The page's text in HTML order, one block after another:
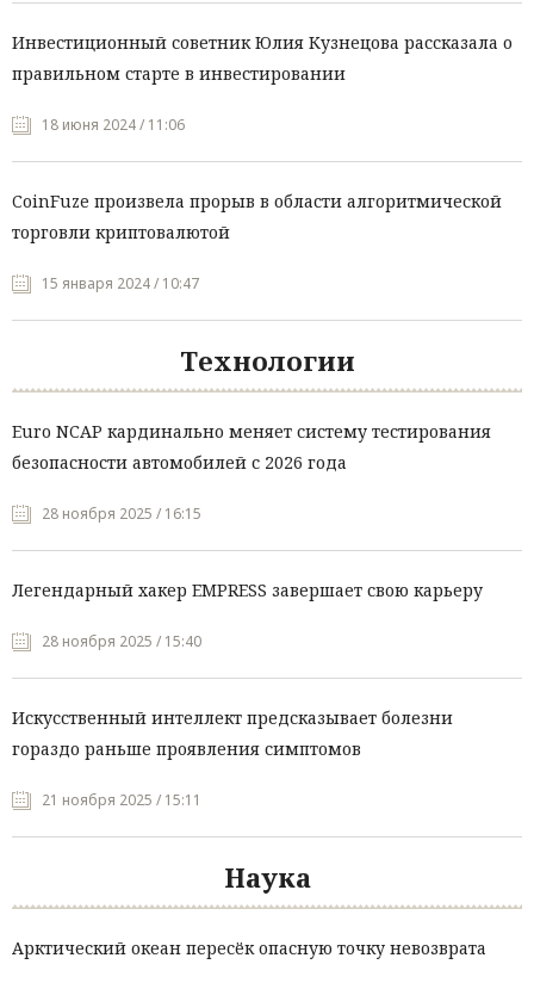
Инвестиционный советник Юлия Кузнецова рассказала о
правильном старте в инвестировании
18 июня 2024 / 11:06
CoinFuze произвела прорыв в области алгоритмической
торговли криптовалютой
15 января 2024 / 10:47
Технологии
Euro NCAP кардинально меняет систему тестирования
безопасности автомобилей с 2026 года
28 ноября 2025 / 16:15
Легендарный хакер EMPRESS завершает свою карьеру
28 ноября 2025 / 15:40
Искусственный интеллект предсказывает болезни
гораздо раньше проявления симптомов
21 ноября 2025 / 15:11
Наука
Арктический океан пересёк опасную точку невозврата